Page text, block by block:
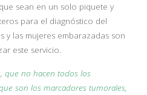
sean en un solo piquete y
para el diagnóstico del
y las mujeres embarazadas son
este servicio.
que no hacen todos los
son los marcadores tumorales,